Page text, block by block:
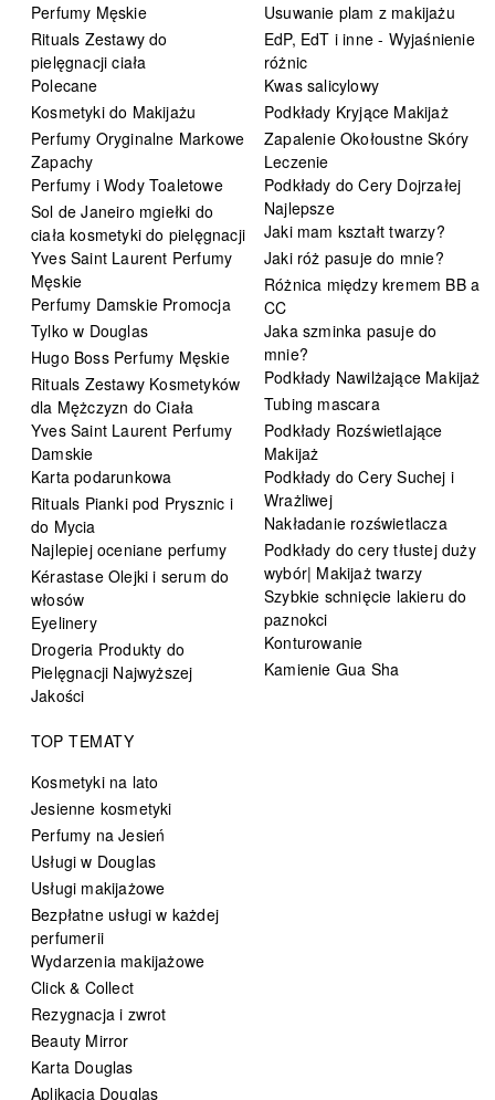
Perfumy Męskie
Rituals Zestawy do
pielęgnacji ciała
Polecane
Kosmetyki do Makijażu
Perfumy Oryginalne Markowe
Zapachy
Perfumy i Wody Toaletowe
Sol de Janeiro mgiełki do
ciała kosmetyki do pielęgnacji
Yves Saint Laurent Perfumy
Męskie
Perfumy Damskie Promocja
Tylko w Douglas
Hugo Boss Perfumy Męskie
Rituals Zestawy Kosmetyków
dla Mężczyzn do Ciała
Yves Saint Laurent Perfumy
Damskie
Karta podarunkowa
Rituals Pianki pod Prysznic i
do Mycia
Najlepiej oceniane perfumy
Kérastase Olejki i serum do
włosów
Eyelinery
Drogeria Produkty do
Pielęgnacji Najwyższej
Jakości
Usuwanie plam z makijażu
EdP, EdT i inne - Wyjaśnienie
różnic
Kwas salicylowy
Podkłady Kryjące Makijaż
Zapalenie Okołoustne Skóry
Leczenie
Podkłady do Cery Dojrzałej
Najlepsze
Jaki mam kształt twarzy?
Jaki róż pasuje do mnie?
Różnica między kremem BB a
CC
Jaka szminka pasuje do
mnie?
Podkłady Nawilżające Makijaż
Tubing mascara
Podkłady Rozświetlające
Makijaż
Podkłady do Cery Suchej i
Wrażliwej
Nakładanie rozświetlacza
Podkłady do cery tłustej duży
wybór| Makijaż twarzy
Szybkie schnięcie lakieru do
paznokci
Konturowanie
Kamienie Gua Sha
TOP TEMATY
Kosmetyki na lato
Jesienne kosmetyki
Perfumy na Jesień
Usługi w Douglas
Usługi makijażowe
Bezpłatne usługi w każdej
perfumerii
Wydarzenia makijażowe
Click & Collect
Rezygnacja i zwrot
Beauty Mirror
Karta Douglas
Aplikacja Douglas